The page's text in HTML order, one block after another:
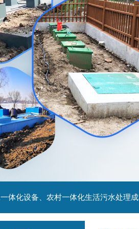
体化设备、农村一体化生活污水处理